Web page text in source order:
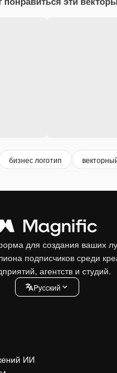
бизнес логотип
для создания ваших
подписчиков среди
агентств и студий.
Pусский
ИИ